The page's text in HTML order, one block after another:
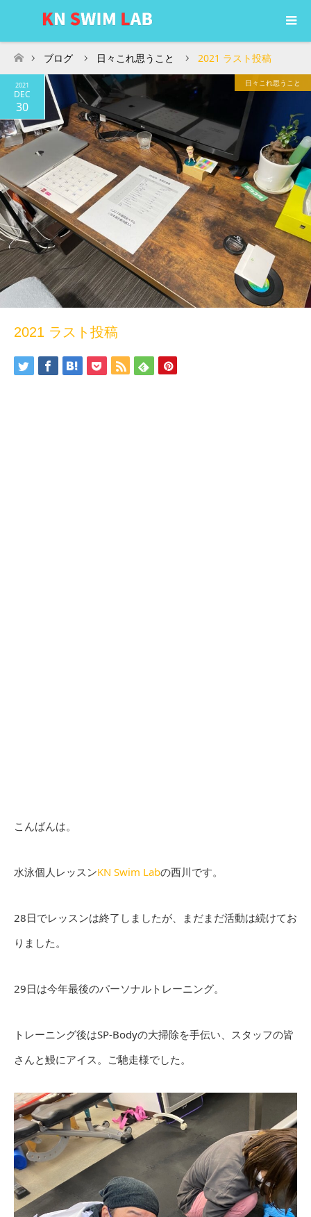
ホーム
ブログ 日々これ思うこと 2021 ラスト投稿
2021
DEC
30
日々これ思うこと
2021 ラスト投稿
こんばんは。
水泳個人レッスンKN Swim Labの西川です。
28日でレッスンは終了しましたが、まだまだ活動は続けてお
りました。
29日は今年最後のパーソナルトレーニング。
トレーニング後はSP-Bodyの大掃除を手伝い、スタッフの皆
さんと鰻にアイス。ご馳走様でした。